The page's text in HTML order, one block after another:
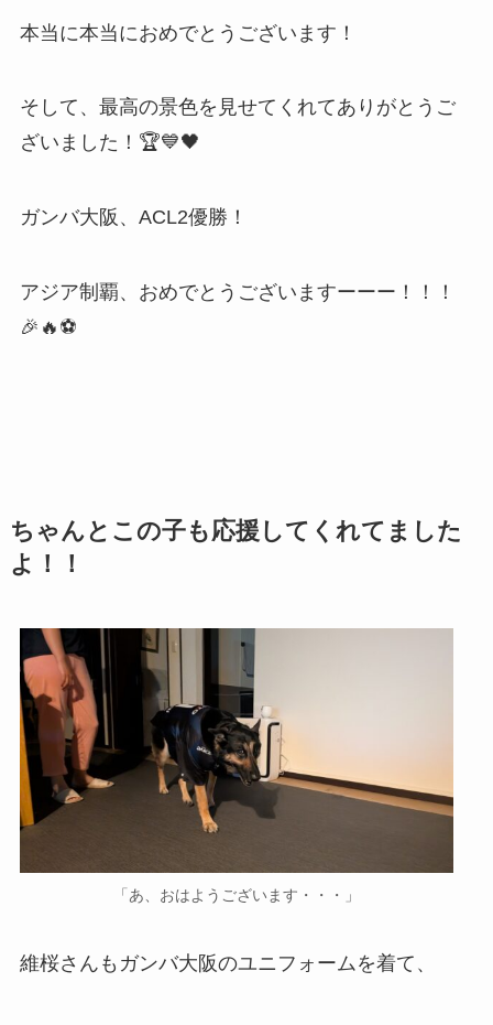
本当に本当におめでとうございます！
そして、最高の景色を見せてくれてありがとうご
ざいました！🏆💙🖤
ガンバ大阪、ACL2優勝！
アジア制覇、おめでとうございますーーー！！！
🎉🔥⚽
ちゃんとこの子も応援してくれてました
よ！！
「あ、おはようございます・・・」
維桜さんもガンバ大阪のユニフォームを着て、